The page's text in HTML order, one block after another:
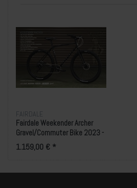
FAIRDALE
Fairdale Weekender Archer
Gravel/Commuter Bike 2023 -
Matte Black
1.159,00 € *